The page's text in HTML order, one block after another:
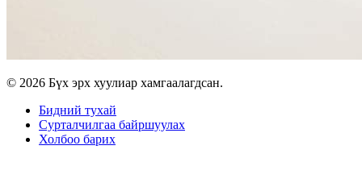
© 2026 Бүх эрх хуулиар хамгаалагдсан.
Бидний тухай
Сурталчилгаа байршуулах
Холбоо барих